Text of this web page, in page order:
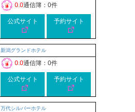
0.0通信簿：0件
公式サイト 予約サイト
新潟グランドホテル
0.0通信簿：0件
公式サイト 予約サイト
万代シルバーホテル